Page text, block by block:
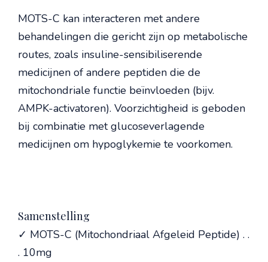
MOTS-C kan interacteren met andere
behandelingen die gericht zijn op metabolische
routes, zoals insuline-sensibiliserende
medicijnen of andere peptiden die de
mitochondriale functie beïnvloeden (bijv.
AMPK-activatoren). Voorzichtigheid is geboden
bij combinatie met glucoseverlagende
medicijnen om hypoglykemie te voorkomen.
Samenstelling
✓ MOTS-C (Mitochondriaal Afgeleid Peptide) . .
. 10mg